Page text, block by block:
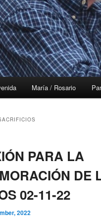
María / Rosario
PARA LA
DE
02-11-22
2022